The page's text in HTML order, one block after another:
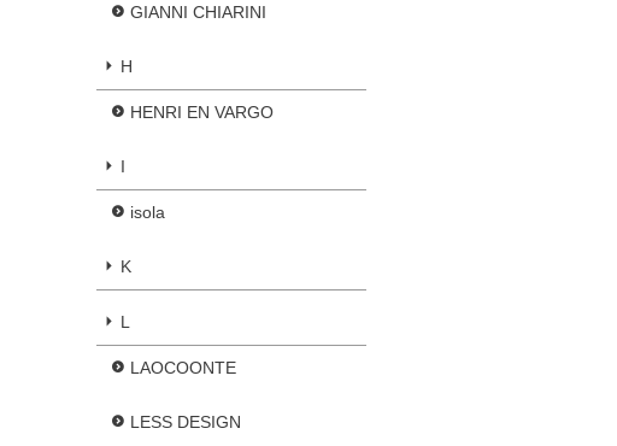
GIANNI CHIARINI
H
HENRI EN VARGO
I
isola
K
L
LAOCOONTE
LESS DESIGN